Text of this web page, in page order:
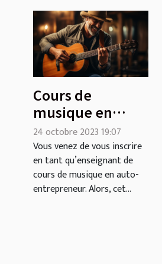
Cours de
musique en
Auto-
Entrepreneur :
quel est le
contenu de
l’enseignement ?
24 octobre 2023 19:07
Vous venez de vous inscrire
en tant qu’enseignant de
cours de musique en auto-
entrepreneur. Alors, cet...